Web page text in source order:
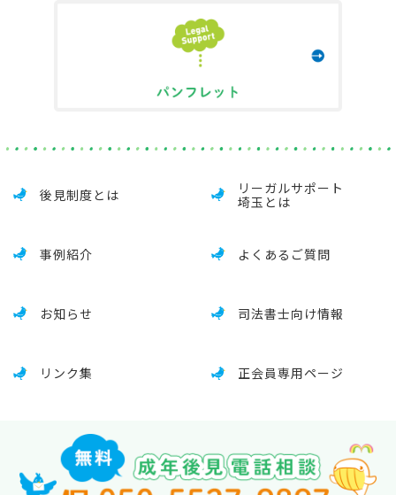
後見制度とは
リーガルサポート
埼玉とは
事例紹介 よくあるご質問
お知らせ 司法書士向け情報
リンク集 正会員専用ページ